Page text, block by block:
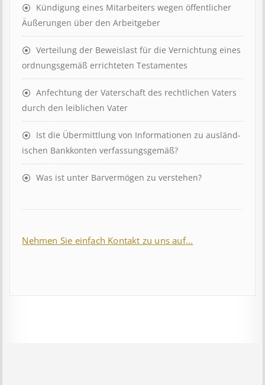
Kündigung eines Mit­ar­beit­ers wegen öffent­lich­er
Äuß­er­ung­en über den Ar­beit­geber
Ver­teil­ung der Be­weis­last für die Ver­nicht­ung eines
ord­nungs­ge­mäß er­richt­et­en Test­ament­es
Anfechtung der Vaterschaft des rechtlichen Vaters
durch den leiblichen Vater
Ist die Über­mitt­lung von In­for­mat­ion­en zu aus­länd­
isch­en Bank­kont­en ver­fass­ungs­ge­mäß?
Was ist unter Barvermögen zu verstehen?
Nehmen Sie einfach Kontakt zu uns auf...